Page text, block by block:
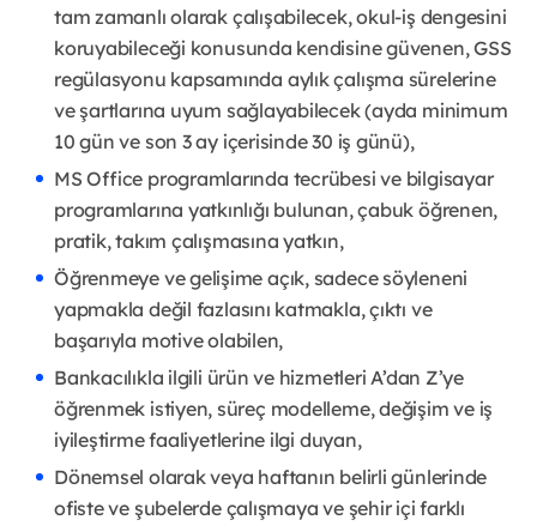
tam zamanlı olarak çalışabilecek, okul-iş dengesini
koruyabileceği konusunda kendisine güvenen, GSS
regülasyonu kapsamında aylık çalışma sürelerine
ve şartlarına uyum sağlayabilecek (ayda minimum
10 gün ve son 3 ay içerisinde 30 iş günü),
MS Office programlarında tecrübesi ve bilgisayar
programlarına yatkınlığı bulunan, çabuk öğrenen,
pratik, takım çalışmasına yatkın,
Öğrenmeye ve gelişime açık, sadece söyleneni
yapmakla değil fazlasını katmakla, çıktı ve
başarıyla motive olabilen,
Bankacılıkla ilgili ürün ve hizmetleri A’dan Z’ye
öğrenmek istiyen, süreç modelleme, değişim ve iş
iyileştirme faaliyetlerine ilgi duyan,
Dönemsel olarak veya haftanın belirli günlerinde
ofiste ve şubelerde çalışmaya ve şehir içi farklı